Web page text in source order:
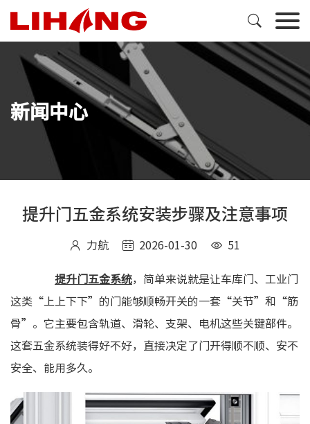

新闻中心
提升门五金系统安装步骤及注意事项
 力航  2026-01-30  51
提升门五金系统，简单来说就是让车库门、工业门
这类“上上下下”的门能够顺畅开关的一套“关节”和“筋
骨”。它主要包含轨道、滑轮、支架、电机这些关键部件。
这套五金系统装得好不好，直接决定了门开得顺不顺、安不
安全、能用多久。